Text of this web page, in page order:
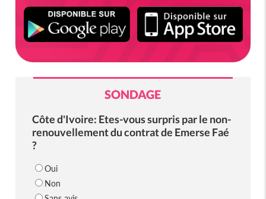
SONDAGE
Côte d'Ivoire: Etes-vous surpris par le non-
renouvellement du contrat de Emerse Faé
?
Oui
Non